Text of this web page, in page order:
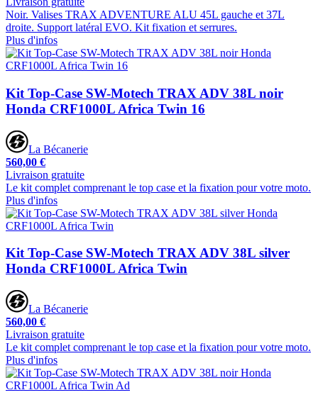
Noir. Valises TRAX ADVENTURE ALU 45L gauche et 37L
droite. Support latéral EVO. Kit fixation et serrures.
Plus d'infos
Kit Top-Case SW-Motech TRAX ADV 38L noir
Honda CRF1000L Africa Twin 16
La Bécanerie
560,00 €
Livraison gratuite
Le kit complet comprenant le top case et la fixation pour votre moto.
Plus d'infos
Kit Top-Case SW-Motech TRAX ADV 38L silver
Honda CRF1000L Africa Twin
La Bécanerie
560,00 €
Livraison gratuite
Le kit complet comprenant le top case et la fixation pour votre moto.
Plus d'infos